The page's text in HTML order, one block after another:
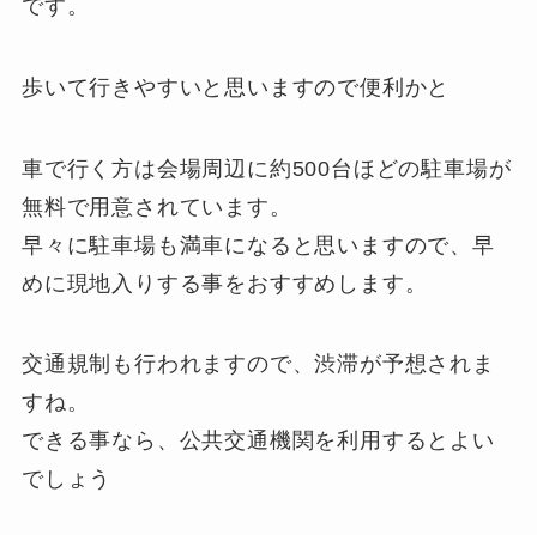
です。
歩いて行きやすいと思いますので便利かと
車で行く方は会場周辺に約500台ほどの駐車場が
無料で用意されています。
早々に駐車場も満車になると思いますので、早
めに現地入りする事をおすすめします。
交通規制も行われますので、渋滞が予想されま
すね。
できる事なら、公共交通機関を利用するとよい
でしょう